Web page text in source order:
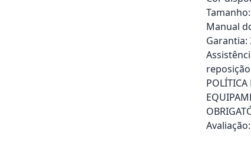
Manual
Garantia:
POLÍTICA